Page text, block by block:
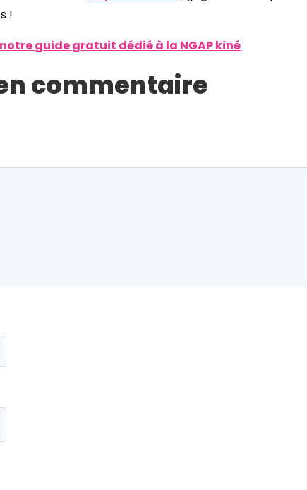
!
guide gratuit dédié à la NGAP kiné
commentaire